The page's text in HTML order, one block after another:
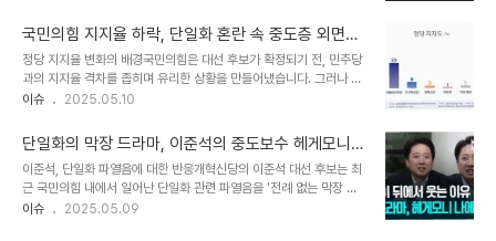
가 없다'고 경고하며, ..
무당층의 응답자는 한덕수가 50.8%로 앞선 것으로 조사되었습니다.
이는 두 후보 간의 단일화 협상이 쉽지 않을 것이라는 전망을 강화합니
다. 조사 방법은 여론조사공정이 의뢰한 것으로, 표본오차는 95% 신
뢰수준에 ±3.1%p로 밝혀졌습니다. 이러한 데이터는 유권자들의 마
음을 정리하는 데 중요한 지표가 될 것입니다. 단일화 협상의 난항과
행되고 있습니다. 특히 두 후..
국민의힘 지지율 하락, 단일화 혼란 속 중도층 외면의
원인 분석
정당 지지율 변화의 배경국민의힘은 대선 후보가 확정되기 전, 민주당
과의 지지율 격차를 좁히며 유리한 상황을 만들어냈습니다. 그러나 후
보 확정 이후, 당 내부의 혼란과 단일화 과정에서의 신경전이 격화되면
해 분석된 바에 따르면, 국민의힘의 지지율은 4월 중순부터 상승세를
보였고, 대선 후보 확정 직전에는 민주당과 오차범위 내의 초접전 양상
에 이르렀습니다. 그러나 대선 후보가 확정된 이후에는 지지율이 급격
히 하락하며 민주당과의 차이는 10%P로 벌어졌습니다. 이 과정에서
중도층의 실망감이 특히 두드러졌습니다. 중도층의 반응과 지지율 차
이슈 2025.05.10
단일화의 막장 드라마, 이준석의 중도보수 헤게모니
선언
이준석, 단일화 파열음에 대한 반응개혁신당의 이준석 대선 후보는 최
근 국민의힘 내에서 일어난 단일화 관련 파열음을 '전례 없는 막장 드
라마'라고 표현했습니다. 이 후보는 서울 서초구 한국교총회관을 방문
이슈 2025.05.09